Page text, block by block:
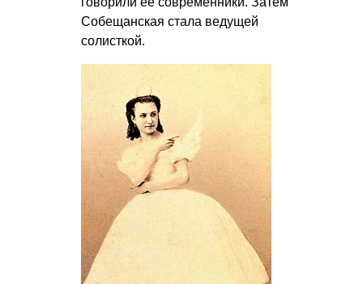
Собещанская стала ведущей
солисткой.